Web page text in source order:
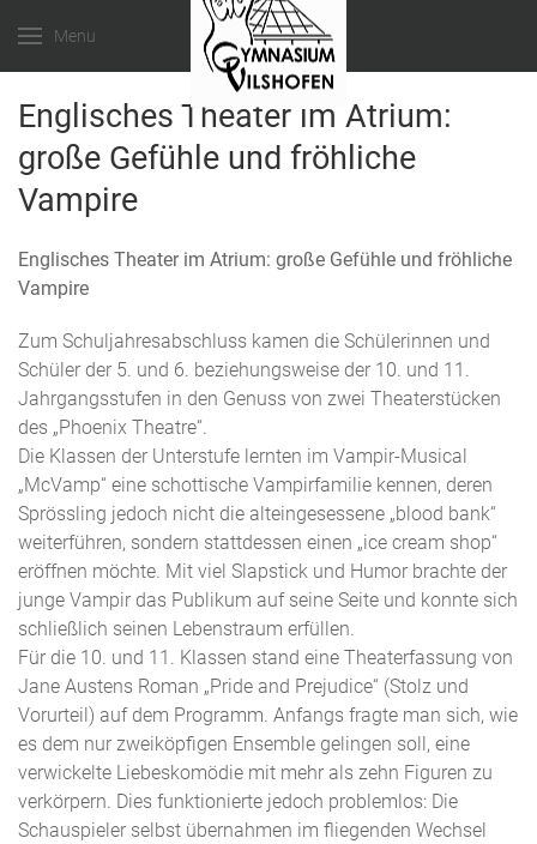
Menu
Englisches Theater im Atrium:
große Gefühle und fröhliche
Vampire
Englisches Theater im Atrium: große Gefühle und fröhliche
Vampire
Zum Schuljahresabschluss kamen die Schülerinnen und
Schüler der 5. und 6. beziehungsweise der 10. und 11.
Jahrgangsstufen in den Genuss von zwei Theaterstücken
des „Phoenix Theatre“.
Die Klassen der Unterstufe lernten im Vampir-Musical
„McVamp“ eine schottische Vampirfamilie kennen, deren
Sprössling jedoch nicht die alteingesessene „blood bank“
weiterführen, sondern stattdessen einen „ice cream shop“
eröffnen möchte. Mit viel Slapstick und Humor brachte der
junge Vampir das Publikum auf seine Seite und konnte sich
schließlich seinen Lebenstraum erfüllen.
Für die 10. und 11. Klassen stand eine Theaterfassung von
Jane Austens Roman „Pride and Prejudice“ (Stolz und
Vorurteil) auf dem Programm. Anfangs fragte man sich, wie
es dem nur zweiköpfigen Ensemble gelingen soll, eine
verwickelte Liebeskomödie mit mehr als zehn Figuren zu
verkörpern. Dies funktionierte jedoch problemlos: Die
Schauspieler selbst übernahmen im fliegenden Wechsel